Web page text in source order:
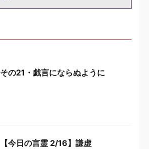
その21・戯言にならぬように
【今日の言霊 2/16】謙虚